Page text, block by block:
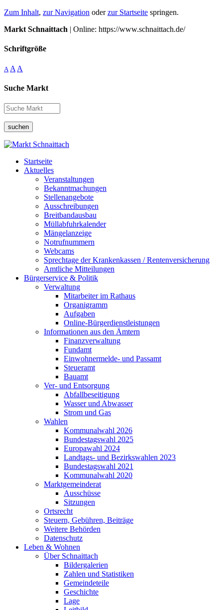
Zum Inhalt, zur Navigation oderzur Startseite springen.
Markt Schnaittach | Online: https://www.schnaittach.de/
Schriftgröße
A A A
Suche Markt
suchen
Startseite
Aktuelles
Veranstaltungen
Bekanntmachungen
Stellenangebote
Ausschreibungen
Breitbandausbau
Müllabfuhrkalender
Mängelanzeige
Notrufnummern
Webcams
Sprechtage der Krankenkassen / Rentenversicherung
Amtliche Mitteilungen
Bürgerservice & Politik
Verwaltung
Mitarbeiter im Rathaus
Organigramm
Aufgaben
Online-Bürgerdienstleistungen
Informationen aus den Ämtern
Finanzverwaltung
Fundamt
Einwohnermelde- und Passamt
Steueramt
Bauamt
Ver- und Entsorgung
Abfallbeseitigung
Wasser und Abwasser
Strom und Gas
Wahlen
Kommunalwahl 2026
Bundestagswahl 2025
Europawahl 2024
Landtags- und Bezirkswahlen 2023
Bundestagswahl 2021
Kommunalwahl 2020
Marktgemeinderat
Ausschüsse
Sitzungen
Ortsrecht
Steuern, Gebühren, Beiträge
Weitere Behörden
Datenschutz
Leben & Wohnen
Über Schnaittach
Bildergalerien
Zahlen und Statistiken
Gemeindeteile
Geschichte
Lage